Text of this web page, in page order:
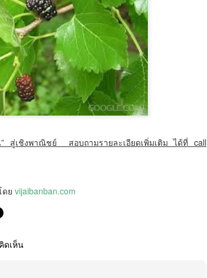
” สู่เชิงพาณิชย์ สอบถามรายละเอียดเพิ่มเติม ได้ที่ call
ย vijaibanban.com
ดเห็น
งที่ 17 เดินหน้าขับ
งยกระดับมาตรฐาน
าน้อมเกล้า แถลง
ณีพระเกี้ยวน้อม
ลงความพร้อม จัดใหญ่
กษาน้อมเกล้า จัดพิธี
มเกล้าสัมพันธ์ ครั้งที่ 2”